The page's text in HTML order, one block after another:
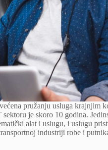
pružanju usluga krajnjim
je skoro 10 godina.
alat i uslugu, i uslugu
industriji robe i